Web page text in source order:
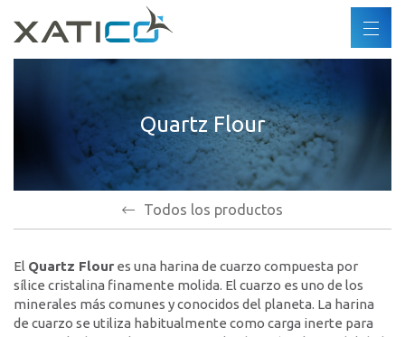
Xatico
Quiénes somos
Política corporativa
Política medioambiental
Derechos humanos
Código de conducta
Industrias
Productos
Buscar
ES
Quartz Flour
Todos los productos
El Quartz Flour es una harina de cuarzo compuesta por
sílice cristalina finamente molida. El cuarzo es uno de los
minerales más comunes y conocidos del planeta. La harina
de cuarzo se utiliza habitualmente como carga inerte para